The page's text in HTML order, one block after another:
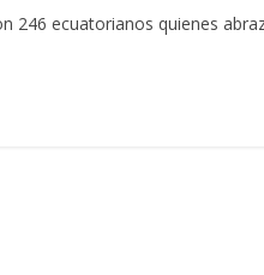
246 ecuatorianos quienes